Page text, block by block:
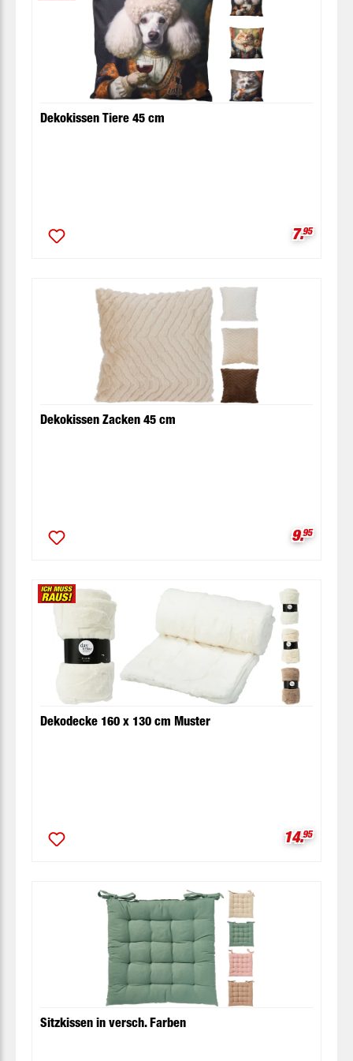
Dekokissen Tiere 45 cm
7.95
Dekokissen Zacken 45 cm
9.95
Dekodecke 160 x 130 cm Muster
14.95
Sitzkissen in versch. Farben